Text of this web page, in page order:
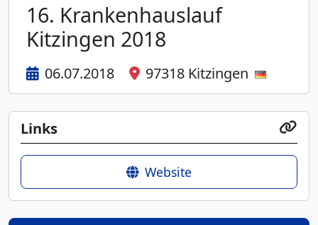
16. Krankenhauslauf
Kitzingen 2018
06.07.2018 97318 Kitzingen
Links
Website